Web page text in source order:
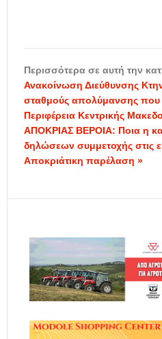
Περισσότερα σε αυτή την
Ανακοίνωση Διεύθυνσης
σταθμούς απολύμανσης που
Περιφέρεια Κεντρικής
ΑΠΟΚΡΙΑΣ ΒΕΡΟΙΑ: Ποια η
δηλώσεων συμμετοχής στις
Αποκριάτικη παρέλαση »